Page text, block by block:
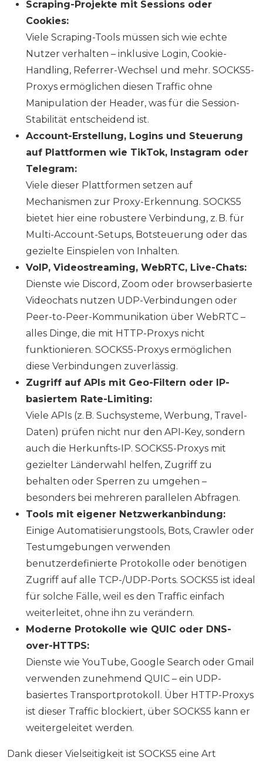
Scraping-Projekte mit Sessions oder
Cookies:
Viele Scraping-Tools müssen sich wie echte
Nutzer verhalten – inklusive Login, Cookie-
Handling, Referrer-Wechsel und mehr. SOCKS5-
Proxys ermöglichen diesen Traffic ohne
Manipulation der Header, was für die Session-
Stabilität entscheidend ist.
Account-Erstellung, Logins und Steuerung
auf Plattformen wie TikTok, Instagram oder
Telegram:
Viele dieser Plattformen setzen auf
Mechanismen zur Proxy-Erkennung. SOCKS5
bietet hier eine robustere Verbindung, z. B. für
Multi-Account-Setups, Botsteuerung oder das
gezielte Einspielen von Inhalten.
VoIP, Videostreaming, WebRTC, Live-Chats:
Dienste wie Discord, Zoom oder browserbasierte
Videochats nutzen UDP-Verbindungen oder
Peer-to-Peer-Kommunikation über WebRTC –
alles Dinge, die mit HTTP-Proxys nicht
funktionieren. SOCKS5-Proxys ermöglichen
diese Verbindungen zuverlässig.
Zugriff auf APIs mit Geo-Filtern oder IP-
basiertem Rate-Limiting:
Viele APIs (z. B. Suchsysteme, Werbung, Travel-
Daten) prüfen nicht nur den API-Key, sondern
auch die Herkunfts-IP. SOCKS5-Proxys mit
gezielter Länderwahl helfen, Zugriff zu
behalten oder Sperren zu umgehen –
besonders bei mehreren parallelen Abfragen.
Tools mit eigener Netzwerkanbindung:
Einige Automatisierungstools, Bots, Crawler oder
Testumgebungen verwenden
benutzerdefinierte Protokolle oder benötigen
Zugriff auf alle TCP-/UDP-Ports. SOCKS5 ist ideal
für solche Fälle, weil es den Traffic einfach
weiterleitet, ohne ihn zu verändern.
Moderne Protokolle wie QUIC oder DNS-
over-HTTPS:
Dienste wie YouTube, Google Search oder Gmail
verwenden zunehmend QUIC – ein UDP-
basiertes Transportprotokoll. Über HTTP-Proxys
ist dieser Traffic blockiert, über SOCKS5 kann er
weitergeleitet werden.
Dank dieser Vielseitigkeit ist SOCKS5 eine Art